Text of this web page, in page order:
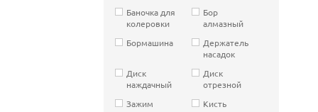
Баночка для
колеровки
Бор
алмазный
Бормашина
Держатель
насадок
Диск
наждачный
Диск
отрезной
Зажим
Кисть